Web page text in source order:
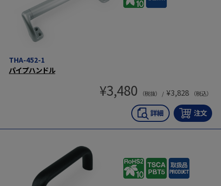
THA-452-1
パイプハンドル
¥3,480 （税抜） / ¥3,828 （税込）